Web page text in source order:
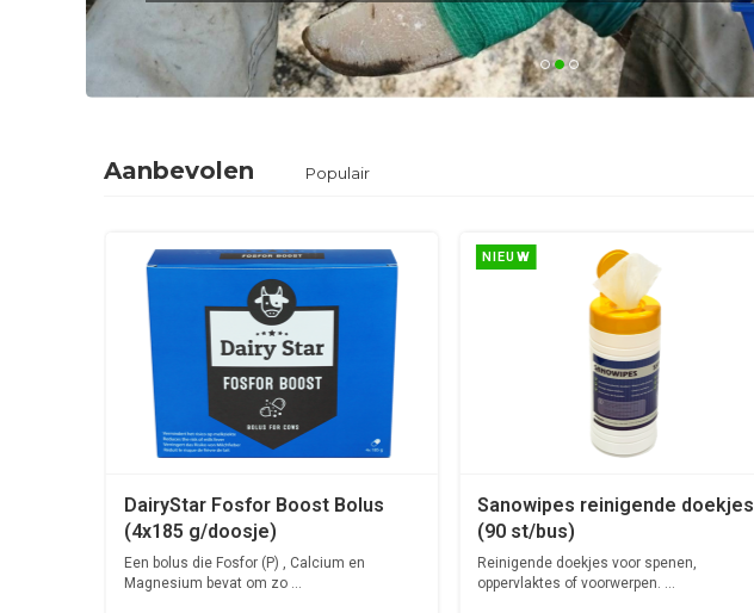
Aanbevolen Populair
DairyStar Fosfor Boost Bolus
(4x185 g/doosje)
Een bolus die Fosfor (P) , Calcium en
Magnesium bevat om zo ...
NIEUW
Sanowipes reinigende doekjes
(90 st/bus)
Reinigende doekjes voor spenen,
oppervlaktes of voorwerpen. ...